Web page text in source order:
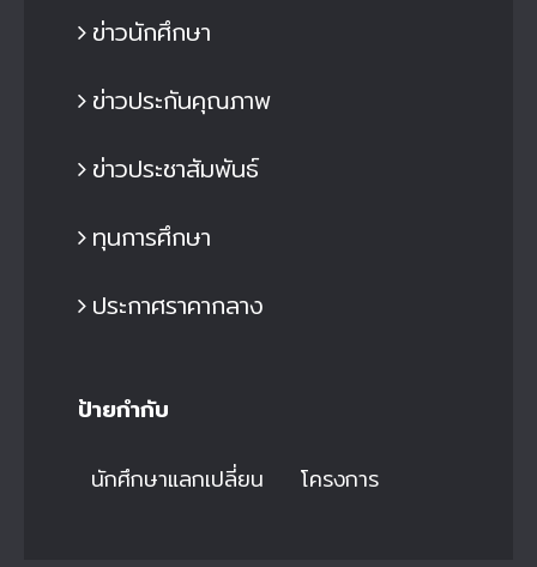
ข่าวนักศึกษา
ข่าวประกันคุณภาพ
ข่าวประชาสัมพันธ์
ทุนการศึกษา
ประกาศราคากลาง
ป้ายกำกับ
นักศึกษาแลกเปลี่ยน โครงการ